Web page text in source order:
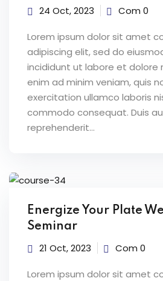
24 Oct, 2023 Com 0
Lorem ipsum dolor sit amet
adipiscing elit, sed do
incididunt ut labore et dolore
enim ad minim veniam, quis
exercitation ullamco laboris
commodo consequat. Duis
reprehenderit...
Energize Your Plate
Seminar
21 Oct, 2023 Com 0
Lorem ipsum dolor sit amet